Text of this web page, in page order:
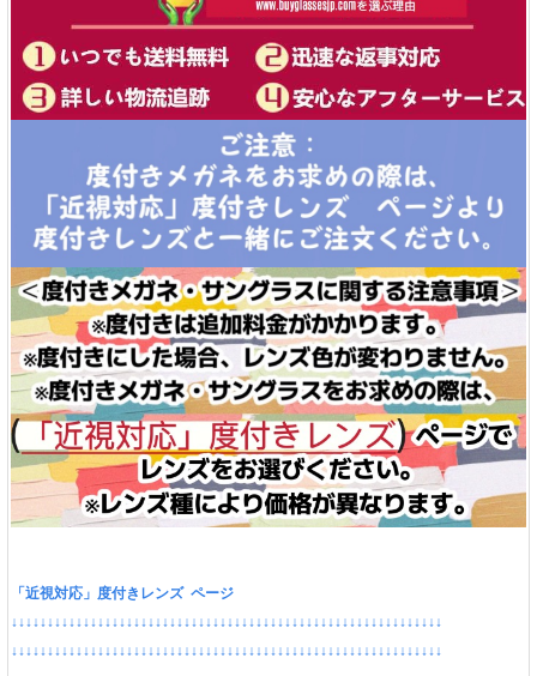
「近視対応」度付きレンズ ページ
↓↓↓↓↓↓↓↓↓↓↓↓↓↓↓↓↓↓↓↓↓↓↓↓↓↓↓↓↓↓↓↓↓↓↓↓↓↓↓↓↓↓↓↓↓↓↓↓↓↓↓↓↓↓↓↓↓↓↓↓
↓↓↓↓↓↓↓↓↓↓↓↓↓↓↓↓↓↓↓↓↓↓↓↓↓↓↓↓↓↓↓↓↓↓↓↓↓↓↓↓↓↓↓↓↓↓↓↓↓↓↓↓↓↓↓↓↓↓↓↓